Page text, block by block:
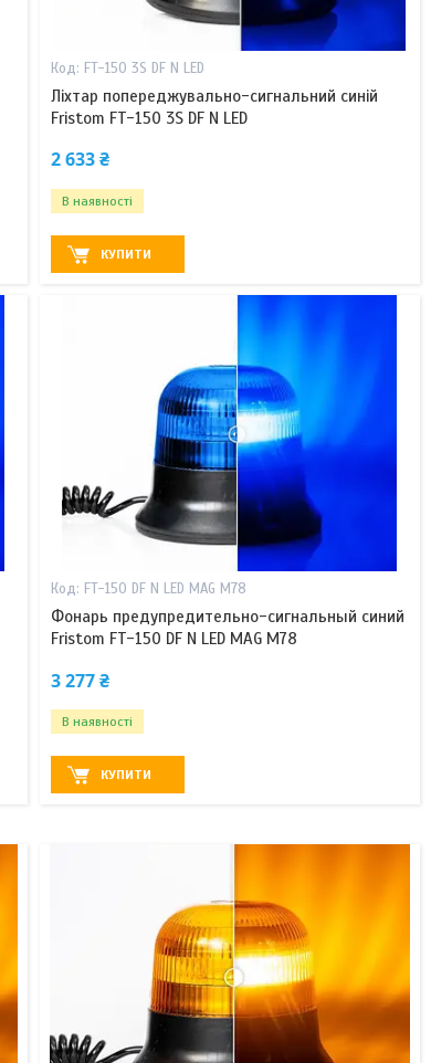
FT-150 3S DF N LED
Ліхтар попереджувально-сигнальний синій
Fristom FT-150 3S DF N LED
2 633 ₴
В наявності
КУПИТИ
FT-150 DF N LED MAG M78
Фонарь предупредительно-сигнальный синий
Fristom FT-150 DF N LED MAG M78
3 277 ₴
В наявності
КУПИТИ